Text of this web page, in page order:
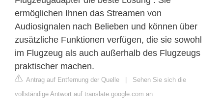
ermöglichen Ihnen das Streamen von
Audiosignalen nach Belieben und können über
zusätzliche Funktionen verfügen, die sie sowohl
im Flugzeug als auch außerhalb des Flugzeugs
praktischer machen.
Antrag auf Entfernung der Quelle | Sehen Sie sich die
vollständige Antwort auf translate.google.com an